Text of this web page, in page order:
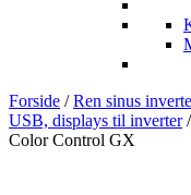
Forside /Ren sinus
USB, displays til inverter/
Color Control GX